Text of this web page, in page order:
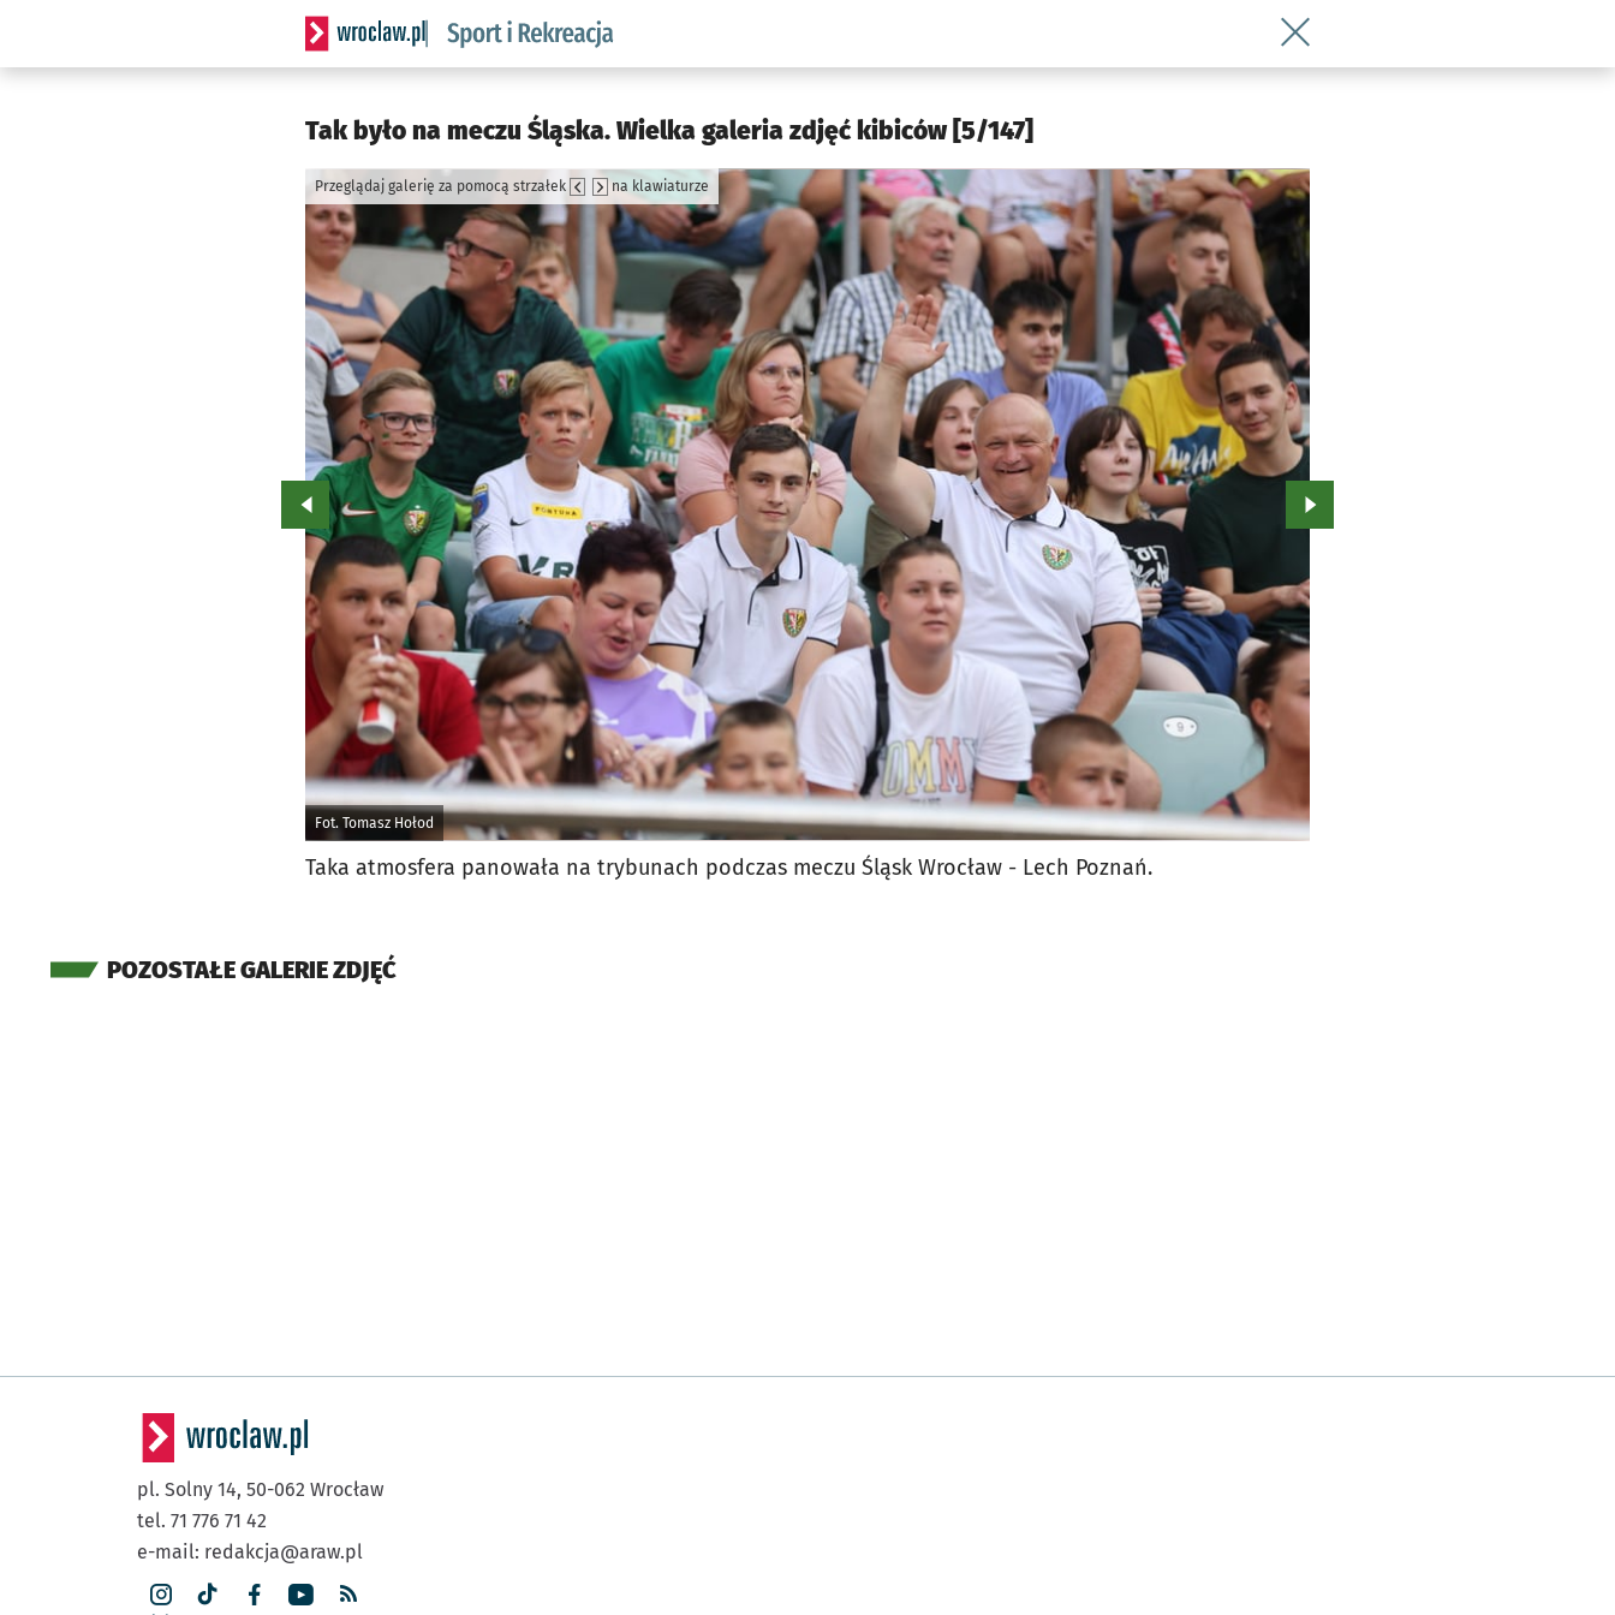
Serwis informacyjny wroclaw.pl podserwis: Sport i rekreacja
Wróć do artykułu Tak było na meczu
Tak było na meczu Śląska. Wielka galeria zdjęć kibiców [5/147]
Fot. Tomasz Hołod
Przeglądaj galerię za pomocą strzałek na klawiaturze
Przejdź do poprzedniego zdjęcia. Przejdź do kolejnego zdjęcia.
Taka atmosfera panowała na trybunach podczas meczu Śląsk Wrocław - Lech Poznań.
POZOSTAŁE GALERIE ZDJĘĆ
pl. Solny 14, 50-062 Wrocław
tel. 71 776 71 42
e-mail: redakcja@araw.pl